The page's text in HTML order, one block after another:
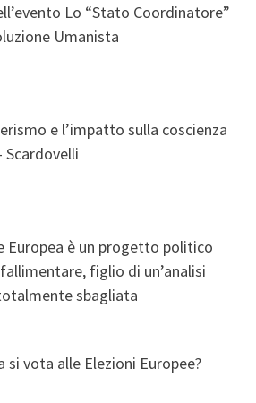
Lo “Stato Coordinatore”
Umanista
e l’impatto sulla coscienza
Scardovelli
Europea è un progetto politico
figlio di un’analisi
sbagliata
si vota alle Elezioni Europee?